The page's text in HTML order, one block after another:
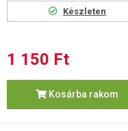
Készleten
1 150 Ft
Kosárba rakom